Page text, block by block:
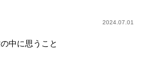
2024.07.01
中に思うこと